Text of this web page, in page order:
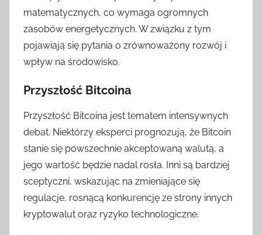
matematycznych, co wymaga ogromnych
zasobów energetycznych. W związku z tym
pojawiają się pytania o zrównoważony rozwój i
wpływ na środowisko.
Przyszłość Bitcoina
Przyszłość Bitcoina jest tematem intensywnych
debat. Niektórzy eksperci prognozują, że Bitcoin
stanie się powszechnie akceptowaną walutą, a
jego wartość będzie nadal rosła. Inni są bardziej
sceptyczni, wskazując na zmieniające się
regulacje, rosnącą konkurencję ze strony innych
kryptowalut oraz ryzyko technologiczne.